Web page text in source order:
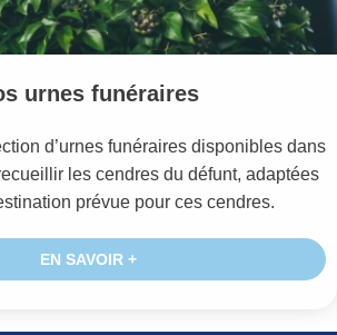
urnes funéraires
d’urnes funéraires disponibles dans
les cendres du défunt, adaptées
prévue pour ces cendres.
EN SAVOIR +